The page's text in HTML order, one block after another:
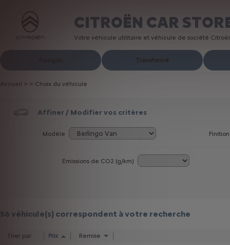
CITROËN CAR
Votre véhicule utilitaire et véhicule de société
Transformé
Accueil > > Choix du véhicule
Affiner / Modifier vos critères
Modèle Finition
Emissions de CO2 (g/km)
56 véhicule(s) correspondent à votre recherche
Trier par Prix Remise